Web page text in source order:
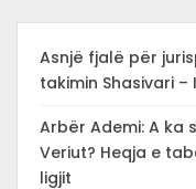
Asnjë fjalë për
takimin Shasivari –
Arbër Ademi: A ka
Veriut? Heqja e
ligjit